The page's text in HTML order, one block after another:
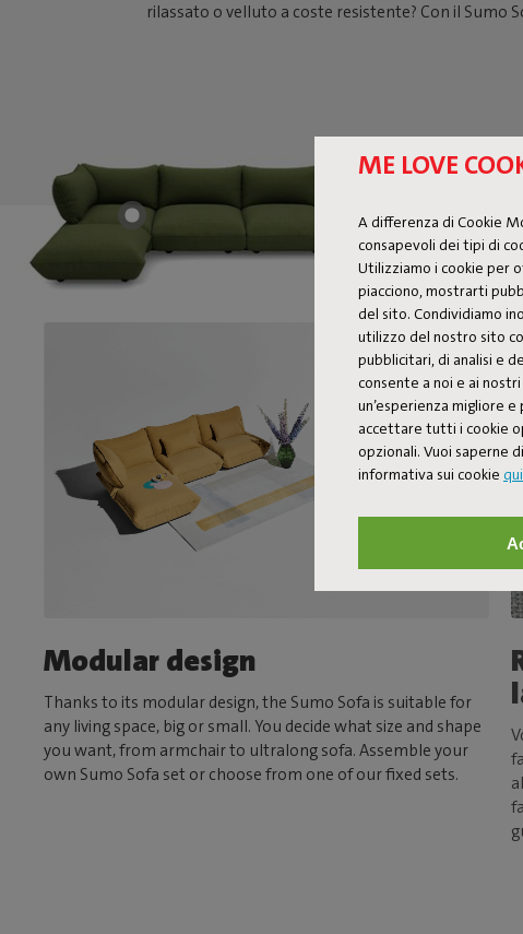
ME LOVE
A differenza di Cookie
consapevoli dei tipi di
Utilizziamo i cookie per
piacciono, mostrarti
del sito. Condividiamo
utilizzo del nostro sito
pubblicitari, di analisi e
consente a noi e ai
un’esperienza migliore
accettare tutti i cookie
opzionali. Vuoi saperne
informativa sui cookie qui
rilassato o velluto a coste resistente? Con il Sumo
Modular design
Thanks to its modular design, the Sumo Sofa is suitable for
any living space, big or small. You decide what size and shape
you want, from armchair to ultralong sofa. Assemble your
own Sumo Sofa set or choose from one of our fixed sets.